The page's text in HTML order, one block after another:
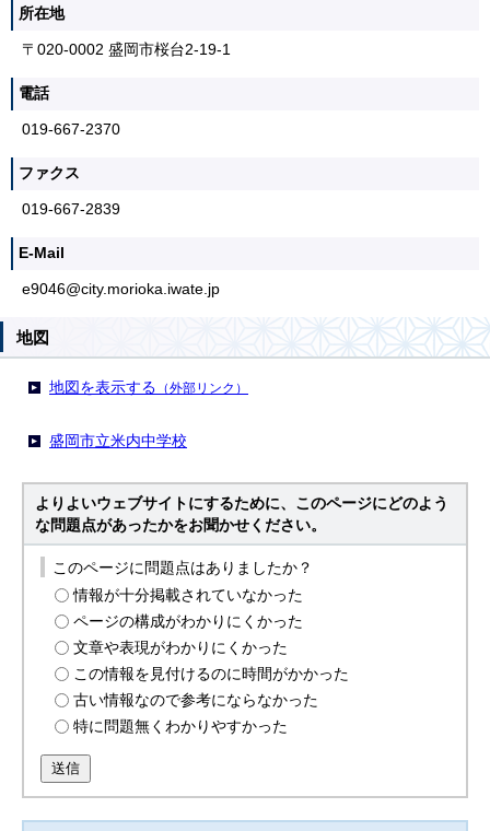
所在地
〒020-0002 盛岡市桜台2-19-1
電話
019-667-2370
ファクス
019-667-2839
E-Mail
e9046@city.morioka.iwate.jp
地図
地図を表示する （外部リンク）
盛岡市立米内中学校
よりよいウェブサイトにするために、このページにどのよう
な問題点があったかをお聞かせください。
このページに問題点はありましたか？
情報が十分掲載されていなかった
ページの構成がわかりにくかった
文章や表現がわかりにくかった
この情報を見付けるのに時間がかかった
古い情報なので参考にならなかった
特に問題無くわかりやすかった
送信